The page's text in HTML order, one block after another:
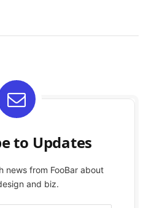
to Updates
news from FooBar about
and biz.